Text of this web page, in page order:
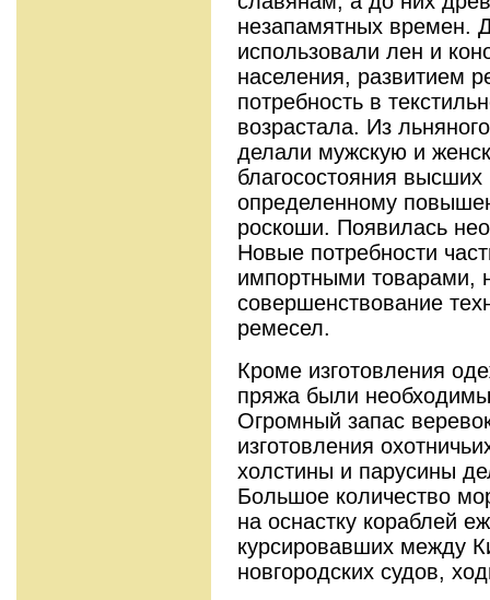
незапамятных времен.
использовали лен и
населения, развитием
потребность в
возрастала. Из
делали мужскую и
благосостояния высших
определенному
роскоши. Появилась
Новые потребности
импортными товарами,
совершенствование
ремесел.
Кроме изготовления
пряжа были
Огромный запас
изготовления
холстины и парусины
Большое количество
на оснастку кораблей
курсировавших между
новгородских судов,